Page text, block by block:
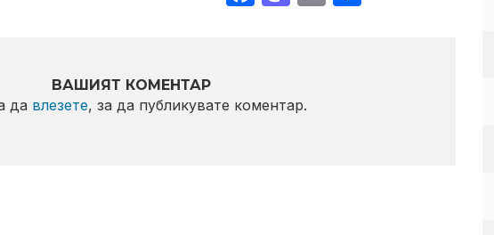
ВАШИЯТ КОМЕНТАР
да влезете, за да публикувате коментар.